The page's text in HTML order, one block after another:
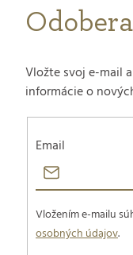
Vložte svoj e-mail
informácie o
Email
Vložením e-mailu
osobných údajov.